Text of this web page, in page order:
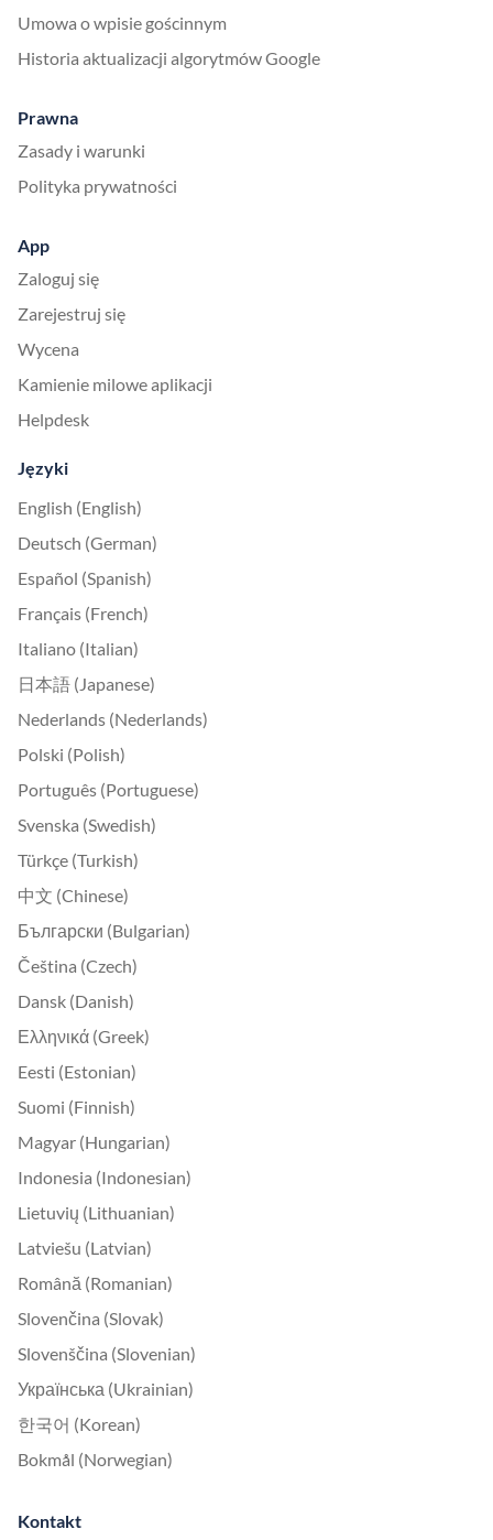
Umowa o wpisie gościnnym
Historia aktualizacji algorytmów Google
Prawna
Zasady i warunki
Polityka prywatności
App
Zaloguj się
Zarejestruj się
Wycena
Kamienie milowe aplikacji
Helpdesk
Języki
English (English)
Deutsch (German)
Español (Spanish)
Français (French)
Italiano (Italian)
日本語 (Japanese)
Nederlands (Nederlands)
Polski (Polish)
Português (Portuguese)
Svenska (Swedish)
Türkçe (Turkish)
中文 (Chinese)
Български (Bulgarian)
Čeština (Czech)
Dansk (Danish)
Ελληνικά (Greek)
Eesti (Estonian)
Suomi (Finnish)
Magyar (Hungarian)
Indonesia (Indonesian)
Lietuvių (Lithuanian)
Latviešu (Latvian)
Română (Romanian)
Slovenčina (Slovak)
Slovenščina (Slovenian)
Українська (Ukrainian)
한국어 (Korean)
Bokmål (Norwegian)
Kontakt